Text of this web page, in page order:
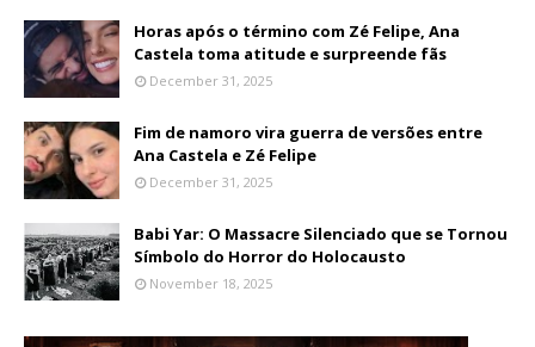
Horas após o término com Zé Felipe, Ana
Castela toma atitude e surpreende fãs
December 31, 2025
Fim de namoro vira guerra de versões entre
Ana Castela e Zé Felipe
December 31, 2025
Babi Yar: O Massacre Silenciado que se Tornou
Símbolo do Horror do Holocausto
November 18, 2025